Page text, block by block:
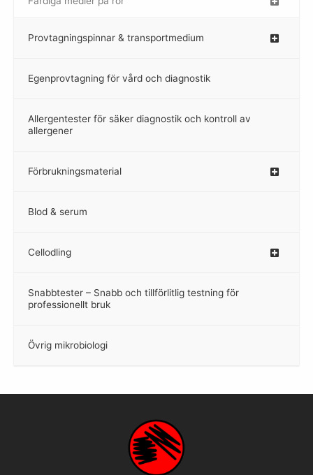
Provtagningspinnar & transportmedium
–
Egenprovtagning för vård och diagnostik
–
Allergentester för säker diagnostik och kontroll av
allergener
–
Förbrukningsmaterial
Blod & serum
Cellodling
–
Snabbtester – Snabb och tillförlitlig testning för
professionellt bruk
–
Övrig mikrobiologi
–